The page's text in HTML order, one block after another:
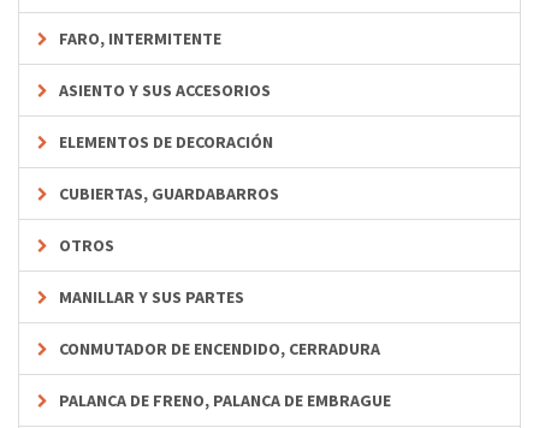
FARO, INTERMITENTE
ASIENTO Y SUS ACCESORIOS
ELEMENTOS DE DECORACIÓN
CUBIERTAS, GUARDABARROS
OTROS
MANILLAR Y SUS PARTES
CONMUTADOR DE ENCENDIDO, CERRADURA
PALANCA DE FRENO, PALANCA DE EMBRAGUE